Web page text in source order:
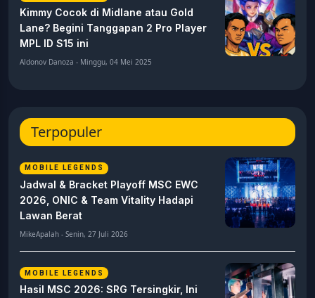
Kimmy Cocok di Midlane atau Gold
Lane? Begini Tanggapan 2 Pro Player
MPL ID S15 ini
Aldonov Danoza - Minggu, 04 Mei 2025
Terpopuler
MOBILE LEGENDS
Jadwal & Bracket Playoff MSC EWC
2026, ONIC & Team Vitality Hadapi
Lawan Berat
MikeApalah - Senin, 27 Juli 2026
MOBILE LEGENDS
Hasil MSC 2026: SRG Tersingkir, Ini